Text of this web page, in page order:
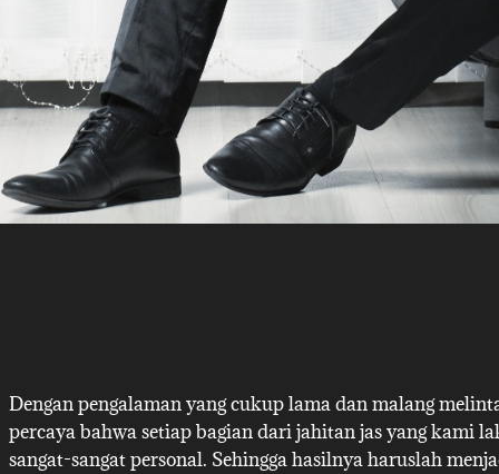
Dengan pengalaman yang cukup lama dan malang
percaya bahwa setiap bagian dari jahitan jas yang kami
sangat-sangat personal. Sehingga hasilnya haruslah